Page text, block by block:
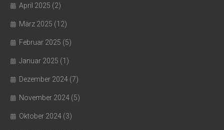
April 2025 (2)
März 2025 (12)
Februar 2025 (5)
Januar 2025 (1)
Dezember 2024 (7)
November 2024 (5)
Oktober 2024 (3)